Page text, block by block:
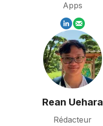
Apps
Rean Uehara
Rédacteur